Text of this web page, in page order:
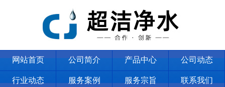
网站首页 公司简介 产品中心 公司动态
行业动态 服务案例 服务宗旨 联系我们